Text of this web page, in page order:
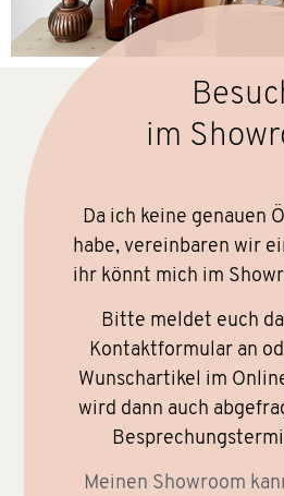
im
Da ich keine genauen
habe, vereinbaren wir
ihr könnt mich im
Bitte meldet euch
Kontaktformular an
Wunschartikel im
wird dann auch
Meinen Showroom